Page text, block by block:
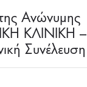
Ανώνυμης
ΚΛΙΝΙΚΗ –
Συνέλευση